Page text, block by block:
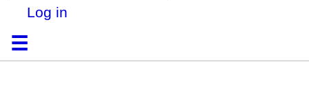
Log in
HomeBrowse
Search
About
HelpContactDigitalia